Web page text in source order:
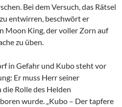
Bei dem Versuch, das Rätsel
entwirren, beschwört er
Moon King, der voller Zorn auf
zu üben.
in Gefahr und Kubo steht vor
Er muss Herr seiner
Rolle des Helden
wurde. „Kubo – Der tapfere